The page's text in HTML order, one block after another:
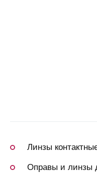
Линзы
Оправы и линзы